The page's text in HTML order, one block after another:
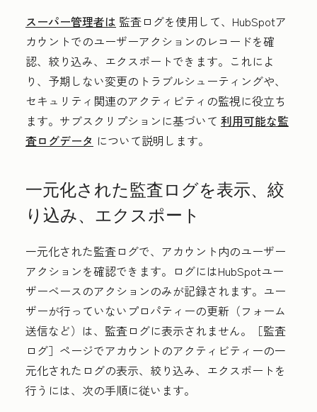
スーパー管理者は 監査ログを使用して、HubSpotア
カウントでのユーザーアクションのレコードを確
認、絞り込み、エクスポートできます。これによ
り、予期しない変更のトラブルシューティングや、
セキュリティ関連のアクティビティの監視に役立ち
ます。サブスクリプションに基づいて 利用可能な監
査ログデータ について説明します。
一元化された監査ログを表示、絞
り込み、エクスポート
一元化された監査ログで、アカウント内のユーザー
アクションを確認できます。ログにはHubSpotユー
ザーベースのアクションのみが記録されます。ユー
ザーが行っていないプロパティーの更新（フォーム
送信など）は、監査ログに表示されません。［監査
ログ］ ページでアカウントのアクティビティーの一
元化されたログの表示、絞り込み、エクスポートを
行うには、次の手順に従います。